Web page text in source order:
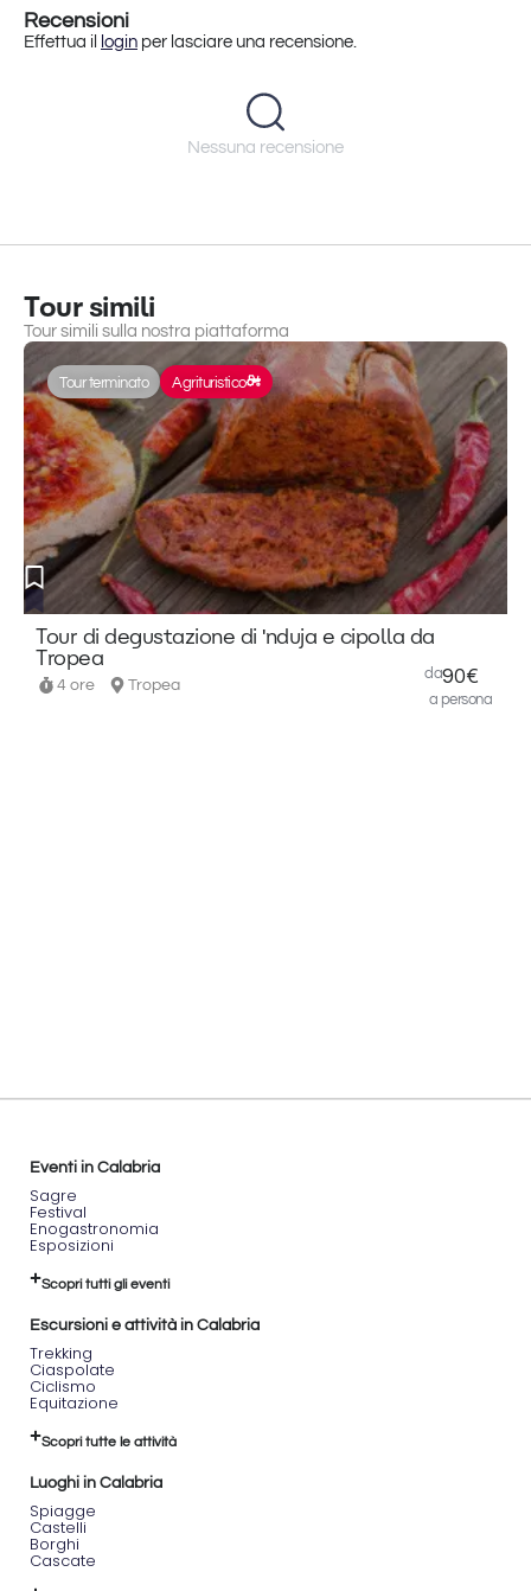
Recensioni
Effettua il login per lasciare una recensione.
Nessuna recensione
Tour simili
Tour simili sulla nostra piattaforma
Tour di degustazione di 'nduja e cipolla da
Tropea
4 ore Tropea
da90€
a persona
Tour terminato Agrituristico
Eventi in Calabria
Sagre
Festival
Enogastronomia
Esposizioni
Scopri tutti gli eventi
Escursioni e attività in Calabria
Trekking
Ciaspolate
Ciclismo
Equitazione
Scopri tutte le attività
Luoghi in Calabria
Spiagge
Castelli
Borghi
Cascate